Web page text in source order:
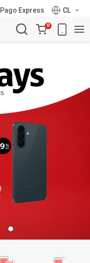
Pago Express
CL
Carro
de
0